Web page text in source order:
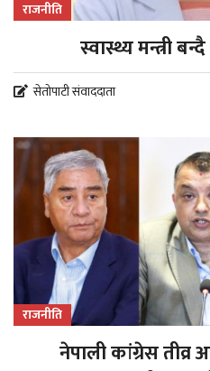
राजनीति
स्वास्थ्य मन्त्री
सेतोपाटी संवाददाता
राजनीति
नेपाली कांग्रेस तीव्र